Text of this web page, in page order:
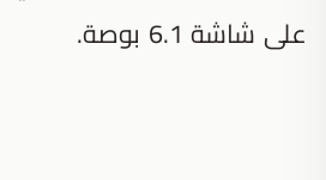
على شاشة 6.1 بوصة.